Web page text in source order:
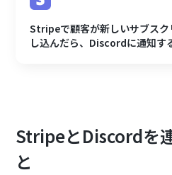
Stripeで顧客が新しいサブスク
し込んだら、Discordに通知す
StripeとDiscordを
と